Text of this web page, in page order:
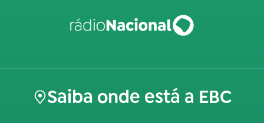
Saiba onde está a EBC